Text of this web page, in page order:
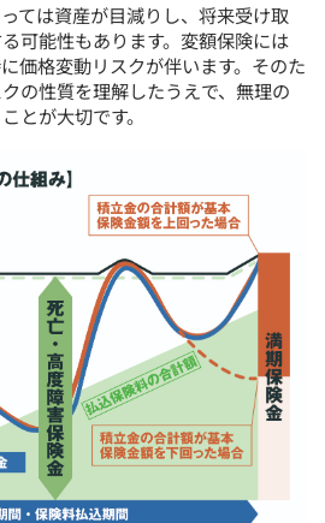
ては資産が目減りし、将来受け取
可能性もあります。変額保険には
価格変動リスクが伴います。そのた
の性質を理解したうえで、無理の
とが大切です。